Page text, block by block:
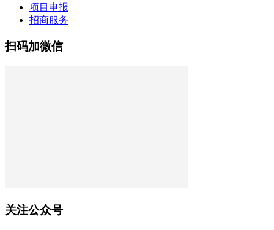
项目申报
招商服务
扫码加微信
关注公众号